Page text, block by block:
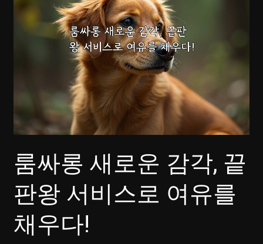
룸싸롱 새로운 감각, 끝
판왕 서비스로 여유를
채우다!